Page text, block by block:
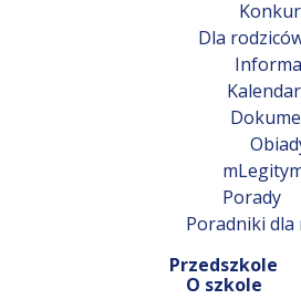
Dla
Porady
Poradniki dla
Przedszkole
O szkole